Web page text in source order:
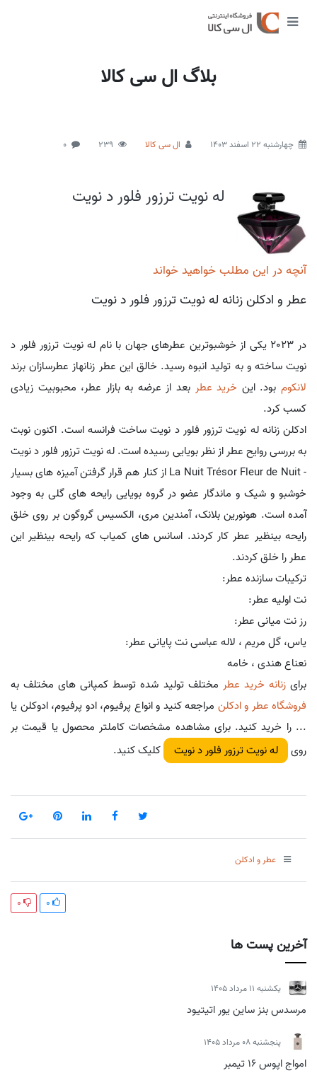
بلاگ ال سی کالا
آخرین پست ها
يكشنبه 11 مرداد 1405
مرسدس بنز ساین یور اتیتیود
پنجشنبه 08 مرداد 1405
امواج اپوس 16 تیمبر
چهارشنبه 22 اسفند 1403 ال سی کالا 239
0
له نویت ترزور فلور د نویت
آنچه در این مطلب خواهید خواند
عطر و ادکلن زنانه له نویت ترزور فلور د نویت
در 2023 یکی از خوشبوترین عطرهای جهان با نام له نویت ترزور فلور د
نویت ساخته و به تولید انبوه رسید. خالق این عطر زنانهاز عطرسازان برند
لانکومبود. این خرید عطر بعد از عرضه به بازار عطر، محبوبیت زیادی
کسب کرد.
ادکلن زنانه له نویت ترزور فلور د نویت ساخت فرانسه است. اکنون نوبت
به بررسی روایح عطر از نظر بویایی رسیده است. له نویت ترزور فلور د نویت
- La Nuit Trésor Fleur de Nuit از کنار هم قرار گرفتن آمیزه های بسیار
خوشبو و شیک و ماندگار عضو در گروه بویایی رایحه های گلی به وجود
آمده است. هونورین بلانک، آمندین مری، الکسیس گروگون بر روی خلق
رایحه بینظیر عطر کار کردند. اسانس های کمیاب که رایحه بینظیر این
عطر را خلق کردند.
ترکیبات سازنده عطر:
نت اولیه عطر:
رز نت میانی عطر:
یاس، گل مریم ، لاله عباسی نت پایانی عطر:
نعناع هندی ، خامه
برایزنانه خرید عطر مختلف تولید شده توسط کمپانی های مختلف به
فروشگاه عطر و ادکلن مراجعه کنید و انواع پرفیوم، ادو پرفیوم، ادوکلن یا
... را خرید کنید. برای مشاهده مشخصات کاملتر محصول یا قیمت بر
روی
له نویت ترزور فلور د نویت کلیک کنید.
عطر و ادکلن